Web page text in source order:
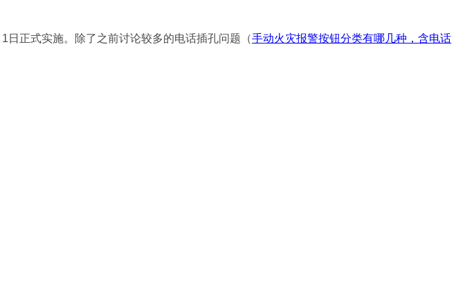
正式实施。除了之前讨论较多的电话插孔问题（手动火灾报警按钮分类有哪几种，含电话